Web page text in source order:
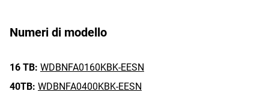
Numeri di modello
16 TB: WDBNFA0160KBK-EESN
40TB: WDBNFA0400KBK-EESN